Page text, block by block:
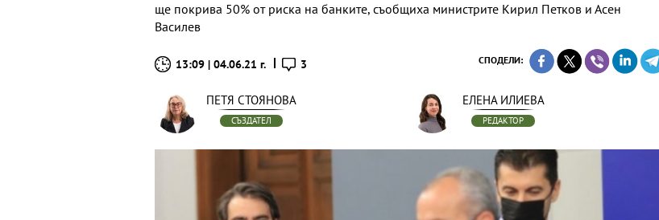
ще покрива 50% от риска на банките, съобщиха министрите Кирил Петков и Асен
Василев
13:09 | 04.06.21 г. 3 СПОДЕЛИ:
ПЕТЯ СТОЯНОВА
СЪЗДАТЕЛ
ЕЛЕНА ИЛИЕВА
РЕДАКТОР